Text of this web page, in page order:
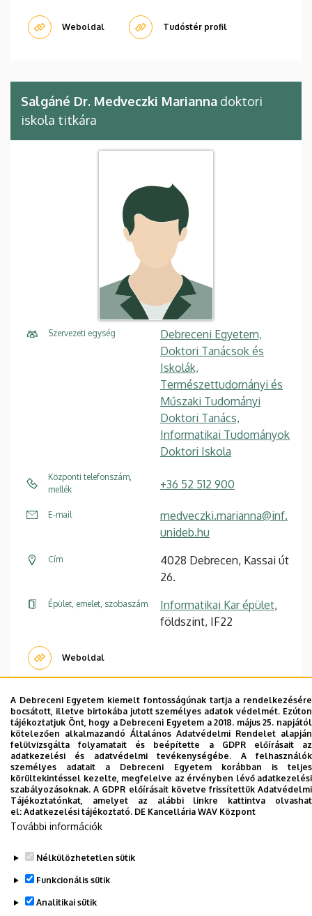
Weboldal Tudóstér profil
Salgáné Dr. Medveczki Marianna doktori
iskola titkára
Szervezeti egység
Debreceni Egyetem,
Doktori Tanácsok és
Iskolák,
Természettudományi és
Műszaki Tudományi
Doktori Tanács,
Informatikai Tudományok
Doktori Iskola
Központi telefonszám,
mellék
+36 52 512 900
E-mail
medveczki.marianna@inf.
unideb.hu
Cím
4028 Debrecen, Kassai út
26.
Épület, emelet, szobaszám Informatikai Kar épület,
földszint, IF22
Weboldal
Dolgozói adatmódosítás igénylése a DE
telefonkönyvében|Külső személyek rögzítése a
DE telefonkönyvében|Súgó|Hibabejelentés
A Debreceni Egyetem kiemelt fontosságúnak tartja a rendelkezésére
bocsátott, illetve birtokába jutott személyes adatok védelmét. Ezúton
tájékoztatjuk Önt, hogy a Debreceni Egyetem a 2018. május 25. napjától
kötelezően alkalmazandó Általános Adatvédelmi Rendelet alapján
felülvizsgálta folyamatait és beépítette a GDPR előírásait az
adatkezelési és adatvédelmi tevékenységébe. A felhasználók
személyes adatait a Debreceni Egyetem korábban is teljes
körültekintéssel kezelte, megfelelve az érvényben lévő adatkezelési
szabályozásoknak. A GDPR előírásait követve frissítettük Adatvédelmi
Tájékoztatónkat, amelyet az alábbi linkre kattintva olvashat
el: Adatkezelési tájékoztató. DE Kancellária WAV Központ
További információk
Nélkülözhetetlen sütik
Funkcionális sütik
Analitikai sütik